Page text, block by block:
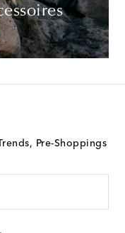
Pre-Shoppings